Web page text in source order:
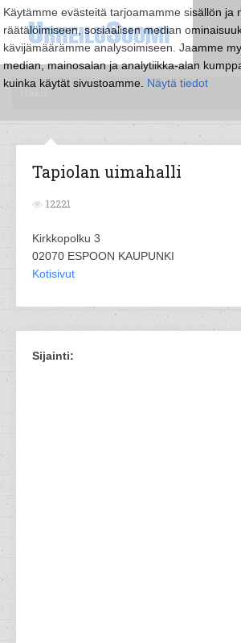
Käytämme evästeitä tarjoamamme sisällön ja
räätälöimiseen, sosiaalisen median
kävijämäärämme analysoimiseen. Jaamme
median, mainosalan ja analytiikka-alan
kuinka käytät sivustoamme. Näytä tiedot
Tapiolan uimahalli
12221
Kirkkopolku 3
02070 ESPOON KAUPUNKI
Kotisivut
Sijainti: